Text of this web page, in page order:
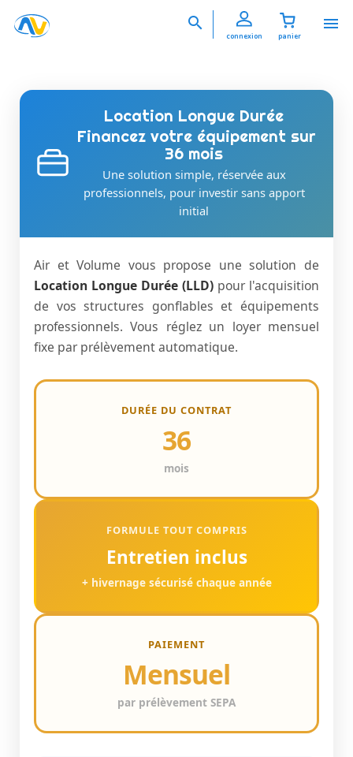

panier
connexion

Location Longue Durée
Financez votre équipement sur
36 mois
Une solution simple, réservée aux
professionnels, pour investir sans apport
initial
Air et Volume vous propose une solution de
Location Longue Durée (LLD) pour l'acquisition
de vos structures gonflables et équipements
professionnels. Vous réglez un loyer mensuel
fixe par prélèvement automatique.
DURÉE DU CONTRAT
36
mois
FORMULE TOUT COMPRIS
Entretien inclus
+ hivernage sécurisé chaque année
PAIEMENT
Mensuel
par prélèvement SEPA